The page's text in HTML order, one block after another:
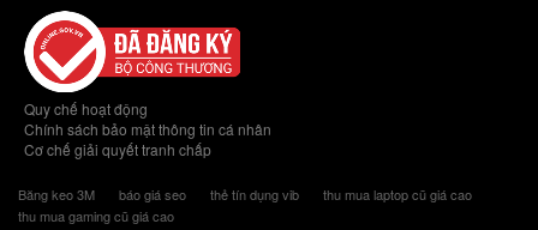
Quy chế hoạt động
Chính sách bảo mật thông tin cá nhân
Cơ chế giải quyết tranh chấp
Băng keo 3M báo giá seo thẻ tín dụng vib
thu mua laptop cũ giá cao
thu mua gaming cũ giá cao